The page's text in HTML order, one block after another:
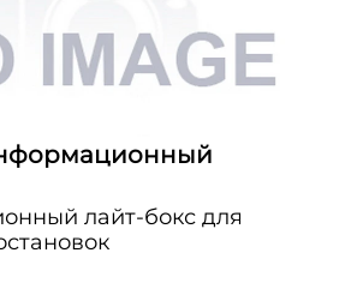
лайт-бокс для